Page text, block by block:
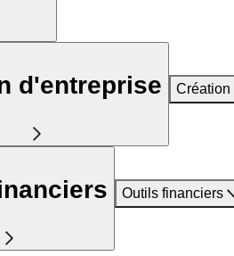
d'entreprise Création
Outils financiers